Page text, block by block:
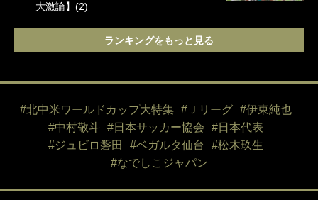
大激論】(2)
ランキングをもっと見る
#北中米ワールドカップ大特集 #Ｊリーグ
#伊東純也
#中村敬斗
#日本サッカー協会
#日本代表
#ジュビロ磐田
#ベガルタ仙台
#松木玖生
#なでしこジャパン